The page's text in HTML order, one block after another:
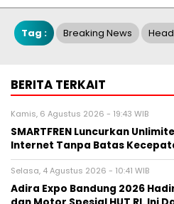
Tag : Breaking News
BERITA TERKAIT
Kamis, 6 Agustus 2026 - 19:43 WIB
SMARTFREN Luncurkan
Internet Tanpa Batas
Selasa, 4 Agustus 2026 - 10:41 WIB
Adira Expo Bandung 2026